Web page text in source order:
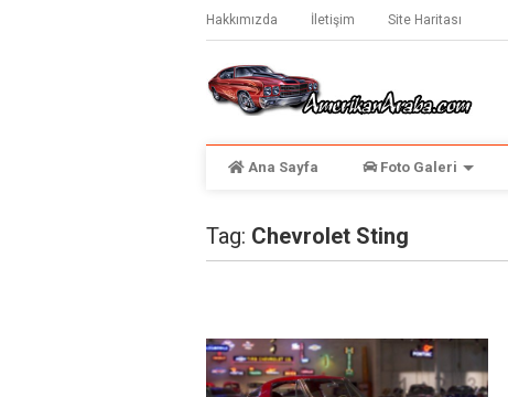
Hakkımızda İletişim Site Haritası
Ana Sayfa Foto Galeri
Tag: Chevrolet Sting